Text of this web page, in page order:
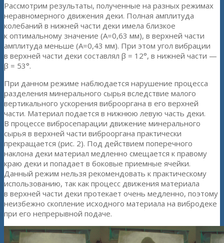
Рассмотрим результаты, полученные на разных режимах
неравномерного движения деки. Полная амплитуда
колебаний в нижней части деки имела близкое
к оптимальному значение (А=0,63 мм), в верхней части
амплитуда меньше (А=0,43 мм). При этом угол вибрации
в верхней части деки составлял β = 12°, в нижней части —
β = 53°.
При данном режиме наблюдается нарушение процесса
разделения минерального сырья вследствие малого
вертикального ускорения виброоргана в его верхней
части. Материал подается в нижнюю левую часть деки.
В процессе вибросепарации движение минерального
сырья в верхней части виброоргана практически
прекращается (рис. 2). Под действием поперечного
наклона деки материал медленно смещается к правому
краю деки и попадает в боковые приемные ячейки.
Данный режим нельзя рекомендовать к практическому
использованию, так как процесс движения материала
в верхней части деки протекает очень медленно, поэтому
неизбежно скопление исходного материала на вибродеке
при его непрерывной подаче.